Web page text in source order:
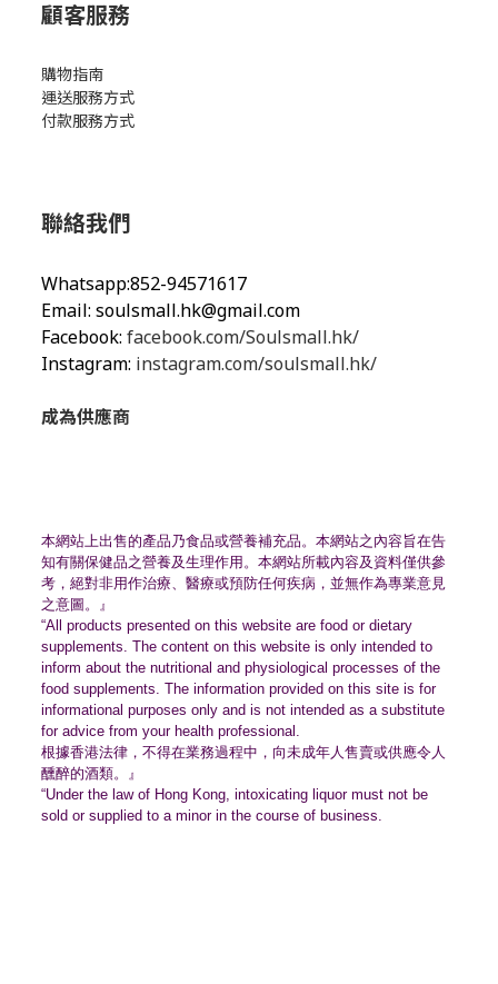
顧客服務
購物指南
運送服務方式
付款服務方式
聯絡我們
Whatsapp:852-94571617
Email: soulsmall.hk@gmail.com
Facebook: facebook.com/Soulsmall.hk/
Instagram: instagram.com/soulsmall.hk/
成為供應商
本網站上出售的產品乃食品或營養補充品。 本網站之內容旨在告
知有關保健品之營養及生理作用。 本網站所載內容及資料僅供參
考，絕對非用作治療、 醫療或預防任何疾病，並無作為專業意見
之意圖。』
“All products presented on this website are food or dietary
supplements. The content on this website is only intended to
inform about the nutritional and physiological processes of the
food supplements. The information provided on this site is for
informational purposes only and is not intended as a substitute
for advice from your health professional.
根據香港法律，不得在業務過程中， 向未成年人售賣或供應令人
醺醉的酒類。』
“Under the law of Hong Kong, intoxicating liquor must not be
sold or supplied to a minor in the course of business.